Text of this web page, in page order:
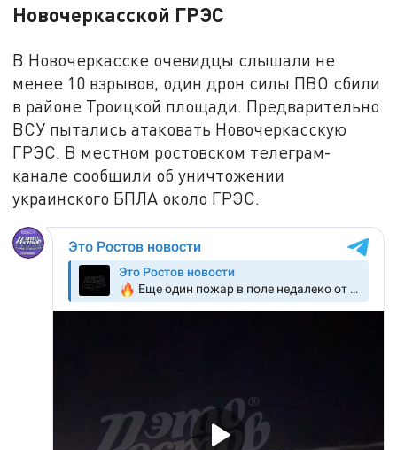
Новочеркасской ГРЭС
В Новочеркасске очевидцы слышали не
менее 10 взрывов, один дрон силы ПВО сбили
в районе Троицкой площади. Предварительно
ВСУ пытались атаковать Новочеркасскую
ГРЭС. В местном ростовском телеграм-
канале сообщили об уничтожении
украинского БПЛА около ГРЭС.